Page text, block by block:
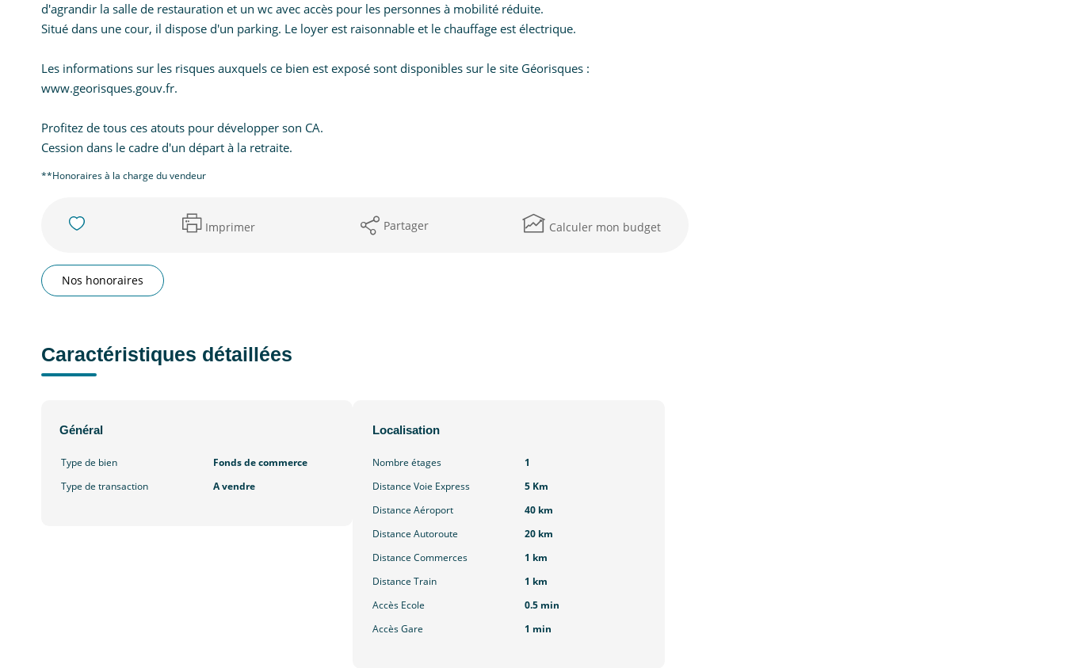
d'agrandir la salle de restauration et un wc avec accès pour les personnes à mobilité réduite.
Situé dans une cour, il dispose d'un parking. Le loyer est raisonnable et le chauffage est électrique.
Les informations sur les risques auxquels ce bien est exposé sont disponibles sur le site Géorisques :
www.georisques.gouv.fr.
Profitez de tous ces atouts pour développer son CA.
Cession dans le cadre d'un départ à la retraite.
**Honoraires à la charge du vendeur
Imprimer Partager Calculer mon budget
Nos honoraires
Caractéristiques détaillées
Général
Type de bien
Fonds de commerce
Type de transaction
A vendre
Localisation
Nombre étages
1
Distance Voie Express
5 Km
Distance Aéroport
40 km
Distance Autoroute
20 km
Distance Commerces
1 km
Distance Train
1 km
Accès Ecole
0.5 min
Accès Gare
1 min